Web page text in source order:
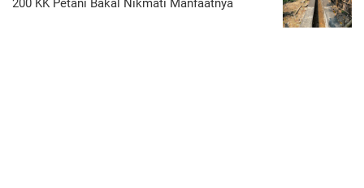
200 KK Petani Bakal Nikmati Manfaatnya